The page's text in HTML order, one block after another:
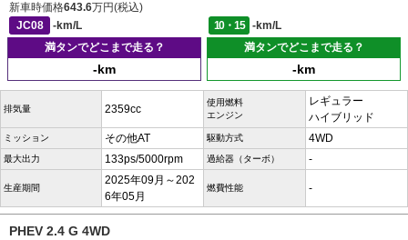
新車時価格643.6万円(税込)
JC08
-km/L 10・15
-km/L
満タンでどこまで走る？
-km
満タンでどこまで走る？
-km
排気量 2359cc
使用燃料
エンジン
レギュラー
ハイブリッド
ミッション その他AT 駆動方式 4WD
最大出力 133ps/5000rpm 過給器（ターボ） -
生産期間
2025年09月～202
6年05月
燃費性能 -
PHEV 2.4 G 4WD